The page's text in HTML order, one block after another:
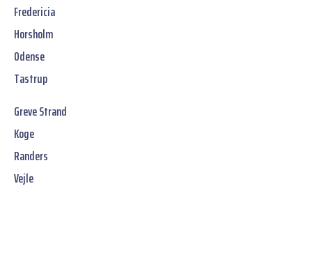
Fredericia
Horsholm
Odense
Tastrup
Greve Strand
Koge
Randers
Vejle